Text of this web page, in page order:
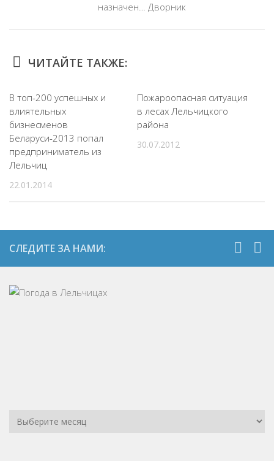
назначен… Дворник
ЧИТАЙТЕ ТАКЖЕ:
В топ-200 успешных и
влиятельных
бизнесменов
Беларуси-2013 попал
предприниматель из
Лельчиц
22.01.2014
Пожароопасная ситуация
в лесах Лельчицкого
района
30.07.2012
СЛЕДИТЕ ЗА НАМИ: